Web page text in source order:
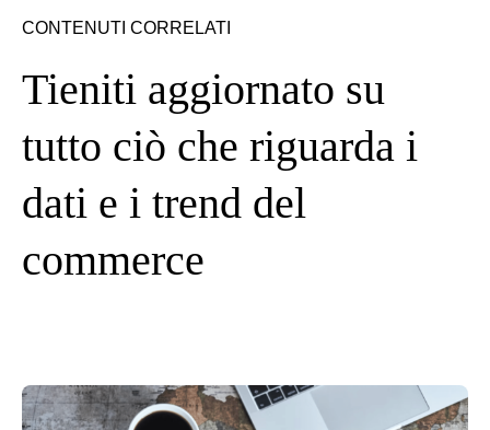
CONTENUTI CORRELATI
Tieniti aggiornato su
tutto ciò che riguarda i
dati e i trend del
commerce